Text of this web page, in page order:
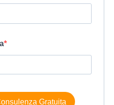
Gratuita